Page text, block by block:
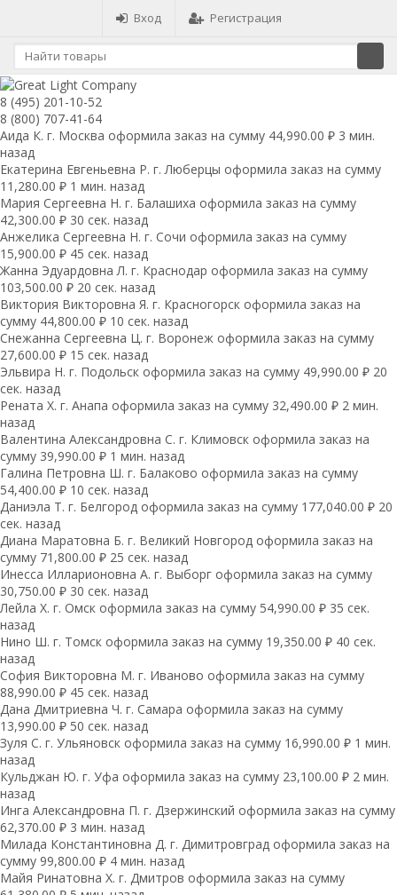
Вход Регистрация
8 (495) 201-10-52
8 (800) 707-41-64
Аида К. г. Москва оформила заказ на сумму 44,990.00 ₽ 3 мин.
назад
Екатерина Евгеньевна Р. г. Люберцы оформила заказ на сумму
11,280.00 ₽ 1 мин. назад
Мария Сергеевна H. г. Балашиха оформила заказ на сумму
42,300.00 ₽ 30 сек. назад
Анжелика Сергеевна Н. г. Сочи оформила заказ на сумму
15,900.00 ₽ 45 сек. назад
Жанна Эдуардовна Л. г. Краснодар оформила заказ на сумму
103,500.00 ₽ 20 сек. назад
Виктория Викторовна Я. г. Красногорск оформила заказ на
сумму 44,800.00 ₽ 10 сек. назад
Снежанна Сергеевна Ц. г. Воронеж оформила заказ на сумму
27,600.00 ₽ 15 сек. назад
Эльвира Н. г. Подольск оформила заказ на сумму 49,990.00 ₽ 20
сек. назад
Рената Х. г. Анапа оформила заказ на сумму 32,490.00 ₽ 2 мин.
назад
Валентина Александровна С. г. Климовск оформила заказ на
сумму 39,990.00 ₽ 1 мин. назад
Галина Петровна Ш. г. Балаково оформила заказ на сумму
54,400.00 ₽ 10 сек. назад
Даниэла Т. г. Белгород оформила заказ на сумму 177,040.00 ₽ 20
сек. назад
Диана Маратовна Б. г. Великий Новгород оформила заказ на
сумму 71,800.00 ₽ 25 сек. назад
Инесса Илларионовна А. г. Выборг оформила заказ на сумму
30,750.00 ₽ 30 сек. назад
Лейла Х. г. Омск оформила заказ на сумму 54,990.00 ₽ 35 сек.
назад
Нино Ш. г. Томск оформила заказ на сумму 19,350.00 ₽ 40 сек.
назад
София Викторовна М. г. Иваново оформила заказ на сумму
88,990.00 ₽ 45 сек. назад
Дана Дмитриевна Ч. г. Самара оформила заказ на сумму
13,990.00 ₽ 50 сек. назад
Зуля С. г. Ульяновск оформила заказ на сумму 16,990.00 ₽ 1 мин.
назад
Кульджан Ю. г. Уфа оформила заказ на сумму 23,100.00 ₽ 2 мин.
назад
Инга Александровна П. г. Дзержинский оформила заказ на сумму
62,370.00 ₽ 3 мин. назад
Милада Константиновна Д. г. Димитровград оформила заказ на
сумму 99,800.00 ₽ 4 мин. назад
Майя Ринатовна Х. г. Дмитров оформила заказ на сумму